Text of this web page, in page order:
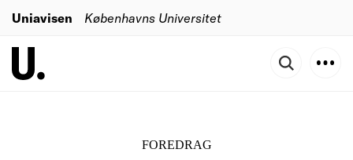
Uniavisen Københavns Universitet
FOREDRAG